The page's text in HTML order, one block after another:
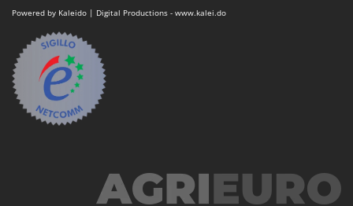
Powered by Kaleido | Digital Productions - www.kalei.do